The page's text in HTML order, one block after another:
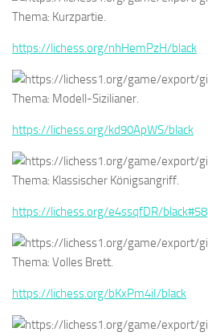
Thema: Kurzpartie.
https://lichess.org/nhHemPzH/black
Thema: Modell-Sizilianer.
https://lichess.org/kd90ApWS/black
Thema: Klassischer Königsangriff.
https://lichess.org/e4ssqfDR/black#58
Thema: Volles Brett.
https://lichess.org/bKxPm4iI/black